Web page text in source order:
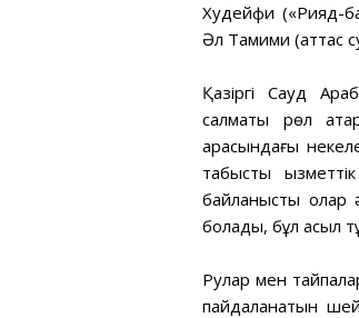
Худейфи («Рияд-
Әл Тамими (аттас
Қазіргі Сауд
салмақты рөл
арасындағы
табысты
байланысты олар
болады, бұл асыл
Рулар мен
пайдаланатын